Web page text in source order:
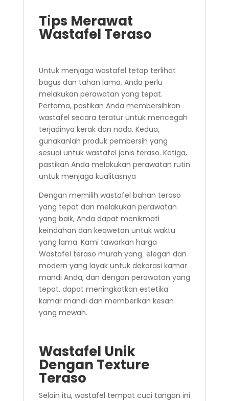
Tips Merawat
Wastafel Teraso
Untuk menjaga wastafel tetap terlihat
bagus dan tahan lama, Anda perlu
melakukan perawatan yang tepat.
Pertama, pastikan Anda membersihkan
wastafel secara teratur untuk mencegah
terjadinya kerak dan noda. Kedua,
gunakanlah produk pembersih yang
sesuai untuk wastafel jenis teraso. Ketiga,
pastikan Anda melakukan perawatan rutin
untuk menjaga kualitasnya
Dengan memilih wastafel bahan teraso
yang tepat dan melakukan perawatan
yang baik, Anda dapat menikmati
keindahan dan keawetan untuk waktu
yang lama. Kami tawarkan harga
Wastafel teraso murah yang elegan dan
modern yang layak untuk dekorasi kamar
mandi Anda, dan dengan perawatan yang
tepat, dapat meningkatkan estetika
kamar mandi dan memberikan kesan
yang mewah.
Wastafel Unik
Dengan Texture
Teraso
Selain itu, wastafel tempat cuci tangan ini